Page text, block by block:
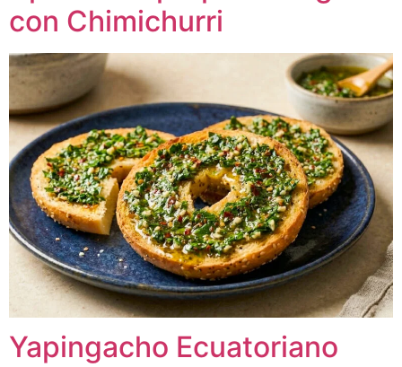
con Chimichurri
Yapingacho Ecuatoriano